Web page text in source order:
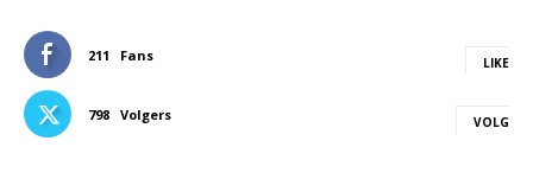
211 Fans LIKE
798 Volgers VOLG